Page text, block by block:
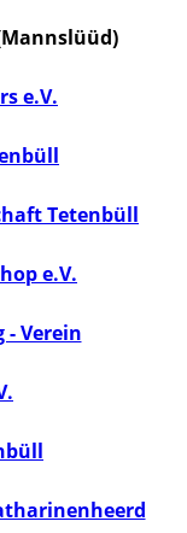
e.V.
Tetenbüll
e.V.
- Verein